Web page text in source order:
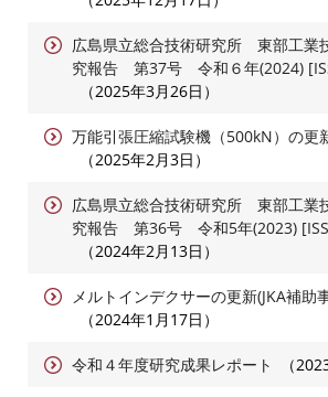
広島県立総合技術研究所 東部工
究報告 第37号 令和６年(2024)
2025年3月26日
万能引張圧縮試験機（500kN）の更
2025年2月3日
広島県立総合技術研究所 東部工
究報告 第36号 令和5年(2023)
2024年2月13日
メルトインデクサーの更新(JKA補助
2024年1月17日
令和４年度研究成果レポート